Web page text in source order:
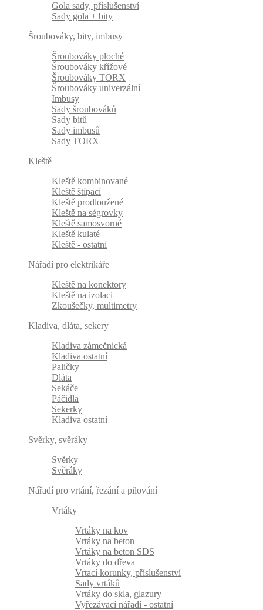
Gola sady, příslušenství
Sady gola + bity
Šroubováky, bity, imbusy
Šroubováky ploché
Šroubováky křížové
Šroubováky TORX
Šroubováky univerzální
Imbusy
Sady šroubováků
Sady bitů
Sady imbusů
Sady TORX
Kleště
Kleště kombinované
Kleště štípací
Kleště prodloužené
Kleště na ségrovky
Kleště samosvorné
Kleště kulaté
Kleště - ostatní
Nářadí pro elektrikáře
Kleště na konektory
Kleště na izolaci
Zkoušečky, multimetry
Kladiva, dláta, sekery
Kladiva zámečnická
Kladiva ostatní
Paličky
Dláta
Sekáče
Páčidla
Sekerky
Kladiva ostatní
Svěrky, svěráky
Svěrky
Svěráky
Nářadí pro vrtání, řezání a pilování
Vrtáky
Vrtáky na kov
Vrtáky na beton
Vrtáky na beton SDS
Vrtáky do dřeva
Vrtací korunky, příslušenství
Sady vrtáků
Vrtáky do skla, glazury
Vyřezávací nářadí - ostatní